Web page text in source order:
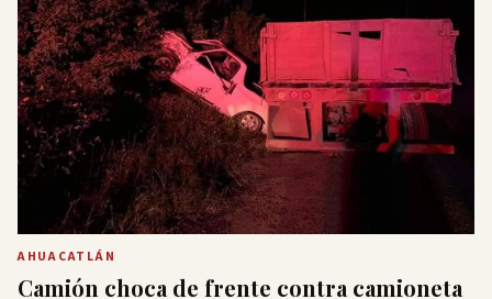
AHUACATLÁN
Camión choca de frente contra camioneta